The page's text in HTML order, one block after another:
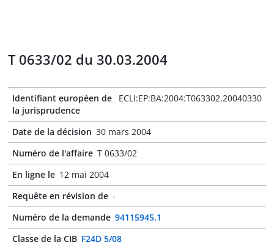
T 0633/02 du 30.03.2004
Identifiant européen de
la jurisprudence
ECLI:EP:BA:2004:T063302.20040330
Date de la décision 30 mars 2004
Numéro de l'affaire T 0633/02
En ligne le 12 mai 2004
Requête en révision de -
Numéro de la demande 94115945.1
Classe de la CIB F24D 5/08